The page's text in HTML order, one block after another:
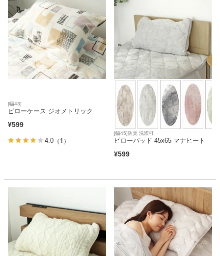
[幅43]
ピローケース ジオメトリック
¥599
4.0 （1）
[幅45]防臭 洗濯可
ピローパッド 45x65 マナヒート
¥599